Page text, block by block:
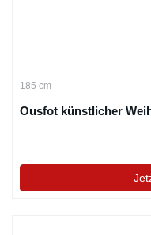
185 cm
Ousfot künstlicher